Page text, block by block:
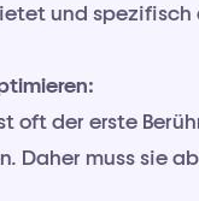
und
oft der erste
Daher muss sie